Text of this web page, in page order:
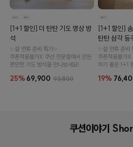
[1+1 할인] 더 탄탄 기도 명상 방
석
✨설 연휴 준비 특가✨
쿠폰적용불가X 쿠션 전문점에서 만든
편안한 기도 방석을 만나보세요!
25% 69,900 93,800
[1+1 할인]
탄탄 삼각
✨설 연휴 준비
쿠폰적용불가
하기 좋은 1+1
19%
쿠션이야기
듀라론 파워냉감 등받이 등쿠션
31%41,800원